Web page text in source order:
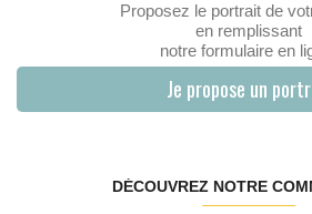
Proposez le portrait de
en remplissant
notre formulaire en
Je propose un
DÉCOUVREZ NOTRE